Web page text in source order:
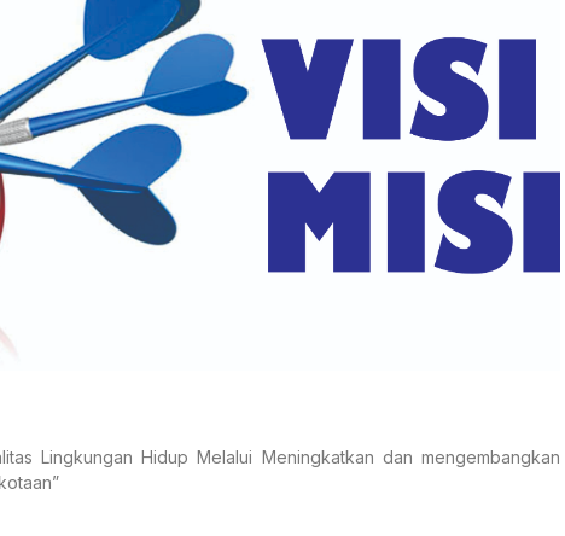
Lingkungan Hidup Melalui Meningkatkan dan mengembangkan